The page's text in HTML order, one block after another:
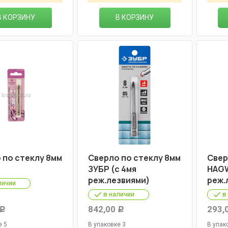
КОРЗИНУ В КОРЗИНУ
стеклу 8мм
5
Сверло по стеклу 8мм
ЗУБР (с 4мя
реж.лезвиями)
в наличии
842,00 Р
В упаковке 3
в
В